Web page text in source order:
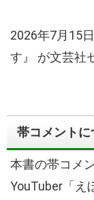
2026年7月15
す』 が文芸社
帯コメントに
本書の帯コメ
YouTuber「え